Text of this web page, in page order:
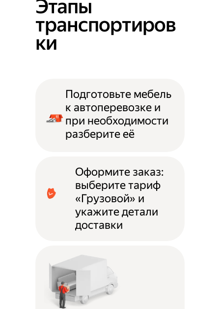
Этапы
транспортиров
ки
Подготовьте мебель
к автоперевозке и
при необходимости
разберите её
Оформите заказ:
выберите тариф
«Грузовой» и
укажите детали
доставки